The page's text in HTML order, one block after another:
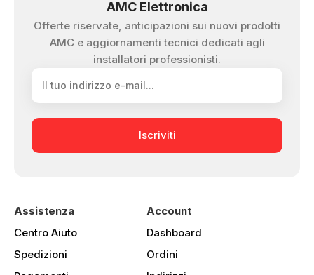
AMC Elettronica
Offerte riservate, anticipazioni sui nuovi prodotti
AMC e aggiornamenti tecnici dedicati agli
installatori professionisti.
Iscriviti
Assistenza
Centro Aiuto
Spedizioni
Account
Dashboard
Ordini